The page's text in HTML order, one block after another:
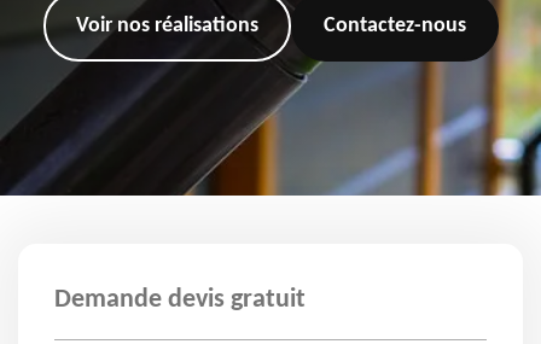
Voir nos réalisations Contactez-nous
Demande devis gratuit